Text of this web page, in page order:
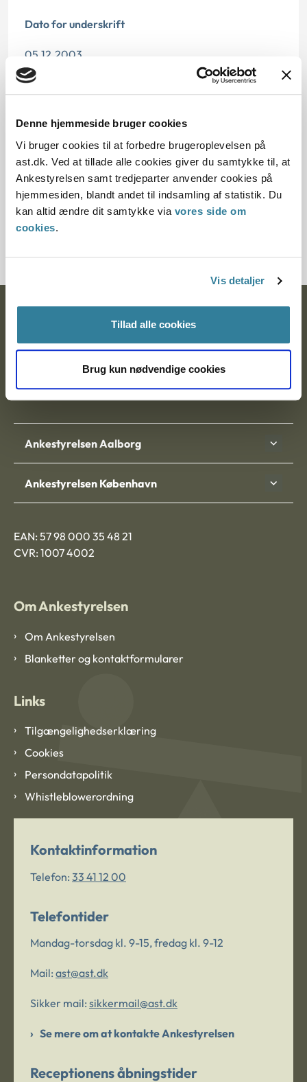
Denne hjemmeside bruger cookies
Vi bruger cookies til at forbedre brugeroplevelsen på
ast.dk. Ved at tillade alle cookies giver du samtykke til, at
Ankestyrelsen samt tredjeparter anvender cookies på
hjemmesiden, blandt andet til indsamling af statistik. Du
kan altid ændre dit samtykke via vores side om
cookies.
Vis detaljer
Tillad alle cookies
Brug kun nødvendige cookies
Dato for underskrift
05.12.2003
Offentliggørelsesdato
Paragraf
§63 §60 §14 §44
Journalnummer
6000429-03
Postadresse:
Nytorv 7, 2. sal
9000 Aalborg
Ankestyrelsen Aalborg
Ankestyrelsen København
EAN: 57 98 000 35 48 21
CVR: 1007 4002
Om Ankestyrelsen
Om Ankestyrelsen
Blanketter og kontaktformularer
Links
Tilgængelighedserklæring
Cookies
Persondatapolitik
Whistleblowerordning
Kontaktinformation
Telefon: 33 41 12 00
Telefontider
Mandag-torsdag kl. 9-15, fredag kl. 9-12
Mail: ast@ast.dk
Sikker mail: sikkermail@ast.dk
Se mere om at kontakte Ankestyrelsen
Receptionens åbningstider